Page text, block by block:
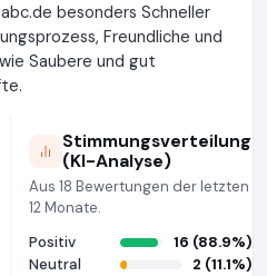
besonders Schneller
Freundliche und
Saubere und gut
Stimmungsverteilung
(KI-Analyse)
Aus 18 Bewertungen der letzten
12 Monate.
Positiv
16 (88.9%)
Neutral
2 (11.1%)